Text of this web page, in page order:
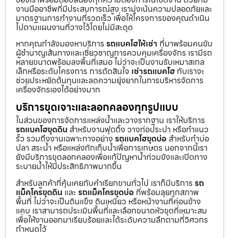
งานมืออาชีพที่มีประสบการณ์สูง เรามุ่งเน้นความปลอดภัยและ
มาตรฐานการทำงานที่รวดเร็ว เพื่อให้โครงการของคุณดำเนิน
ไปตามแผนงานที่วางไว้โดยไม่มีสะดุด
หากคุณกำลังมองหาบริการ รถแบคโฮให้เช่า ที่มาพร้อมคนขับ
ผู้ชำนาญเส้นทางและเชี่ยวชาญการควบคุมเครื่องจักร เรามีรถ
หลายขนาดพร้อมลงพื้นที่เสมอ ไม่ว่าจะเป็นงานรับเหมาสเกล
เล็กหรือระดับโครงการ การตัดสินใจ เช่ารถแบคโฮ กับเราจะ
ช่วยประหยัดต้นทุนและลดความยุ่งยากในการบริหารจัดการ
เครื่องจักรเองได้อย่างมาก
บริการขุดเจาะและลอกคลองทุกรูปแบบ
ในส่วนของการจัดการแหล่งน้ำและวางรากฐาน เราให้บริการ
รถแบคโฮขุดดิน สำหรับงานฟุตติ้ง วางท่อประปา หรือทำแนว
รั้ว รวมถึงงานเฉพาะทางอย่าง รถแบคโฮขุดบ่อ สำหรับทำบ่อ
ปลา สระน้ำ หรือแหล่งกักเก็บน้ำเพื่อการเกษตร นอกจากนี้เรา
ยังมีบริการขุดลอกคลองเพื่อแก้ปัญหาน้ำท่วมขังและเปิดทาง
ระบายน้ำให้มีประสิทธิภาพมากขึ้น
สำหรับลูกค้าที่คุ้นเคยกับคำเรียกขานทั่วไป เราก็มีบริการ รถ
แม็คโครขุดดิน และ รถแม็คโครขุดบ่อ ที่พร้อมลุยทุกสภาพ
พื้นที่ ไม่ว่าจะเป็นดินแข็ง ดินเหนียว หรือหน้างานที่ค่อนข้าง
แคบ เราสามารถประเมินพื้นที่และเลือกขนาดหัวขุดที่เหมาะสม
เพื่อให้งานออกมาเรียบร้อยและได้ระดับความลึกตามที่วิศวกร
กำหนดไว้